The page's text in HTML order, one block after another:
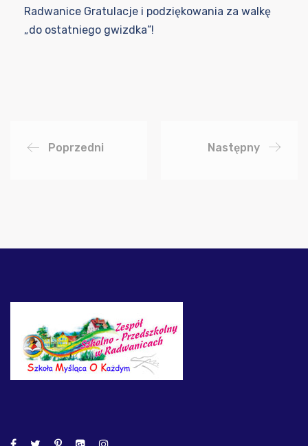
Radwanice Gratulacje i podziękowania za walkę
„do ostatniego gwizdka”!
Poprzedni Następny